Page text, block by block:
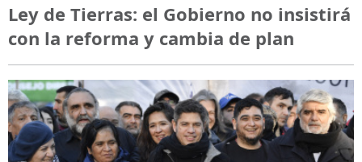
Ley de Tierras: el Gobierno no insistirá
con la reforma y cambia de plan